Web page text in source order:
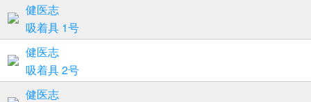
健医志
吸着具 1号
健医志
吸着具 2号
健医志